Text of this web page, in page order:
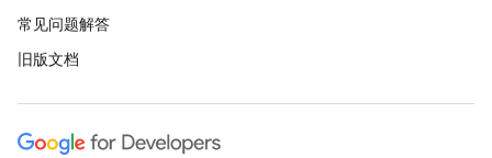
常见问题解答
旧版文档